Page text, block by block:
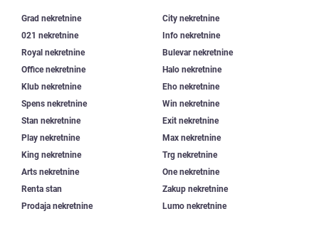
Grad nekretnine
City nekretnine
021 nekretnine
Info nekretnine
Royal nekretnine
Bulevar nekretnine
Office nekretnine
Halo nekretnine
Klub nekretnine
Eho nekretnine
Spens nekretnine
Win nekretnine
Stan nekretnine
Exit nekretnine
Play nekretnine
Max nekretnine
King nekretnine
Trg nekretnine
Arts nekretnine
One nekretnine
Renta stan
Zakup nekretnine
Prodaja nekretnine
Lumo nekretnine